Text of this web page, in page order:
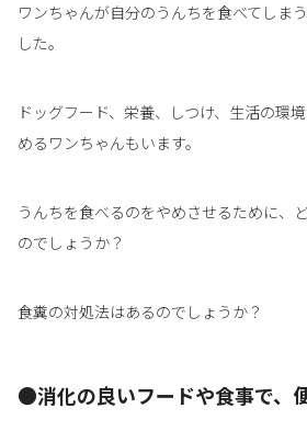
ワンちゃんが自分のうんちを食べてしま
した。
ドッグフード、栄養、しつけ、生活の環
めるワンちゃんもいます。
うんちを食べるのをやめさせるために、
のでしょうか？
食糞の対処法はあるのでしょうか？
●消化の良いフードや食事で、